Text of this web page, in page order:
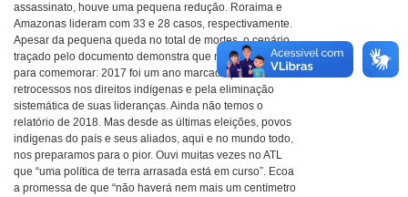
assassinato, houve uma pequena redução. Roraima e
Amazonas lideram com 33 e 28 casos, respectivamente.
Apesar da pequena queda no total de mortes, o cenário
traçado pelo documento demonstra que não há motivo
para comemorar: 2017 foi um ano marcado por
retrocessos nos direitos indígenas e pela eliminação
sistemática de suas lideranças. Ainda não temos o
relatório de 2018. Mas desde as últimas eleições, povos
indígenas do país e seus aliados, aqui e no mundo todo,
nos preparamos para o pior. Ouvi muitas vezes no ATL
que “uma política de terra arrasada está em curso”. Ecoa
a promessa de que “não haverá nem mais um centímetro